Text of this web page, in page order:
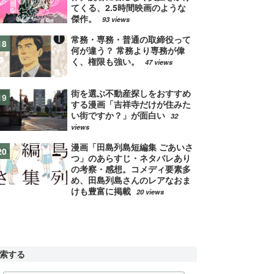
てくる、2.5時間映画のような
傑作。
93 views
常務・専務・普通の取締役って
何が違う？ 常務より専務が偉
く、権限も強い。
47 views
街を選ぶ不動産探しをおすすめ
する漫画「吉祥寺だけが住みた
い街ですか？」が面白い 32
views
漫画「田島列島短編集 ごあいさ
つ」のあらすじ・ネタバレあり
の考察・感想。コメディ要素多
め、田島列島さんのレアなおま
けも豊富に掲載 20 views
する